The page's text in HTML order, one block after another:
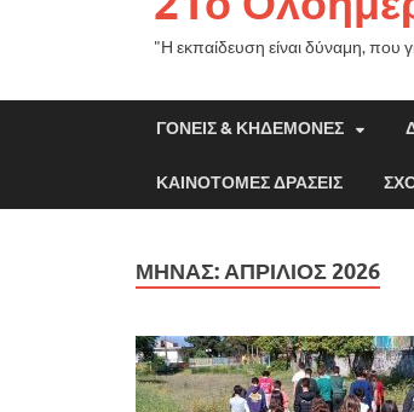
"Η εκπαίδευση είναι δύναμη, που
ΓΟΝΕΊΣ & ΚΗΔΕΜΌΝΕΣ
ΚΑΙΝΟΤΌΜΕΣ ΔΡΆΣΕΙΣ
ΜΉΝΑΣ: ΑΠΡΊΛΙΟΣ 2026